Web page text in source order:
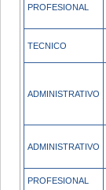
PROFESIONAL
TECNICO
ADMINISTRATIVO
ADMINISTRATIVO
PROFESIONAL